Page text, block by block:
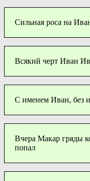
Сильная роса на
Всякий черт Иван
С именем Иван, без
Вчера Макар гряды
попал